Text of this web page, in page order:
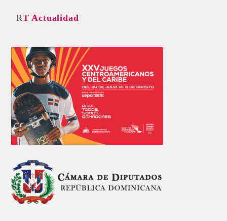
RT Actualidad